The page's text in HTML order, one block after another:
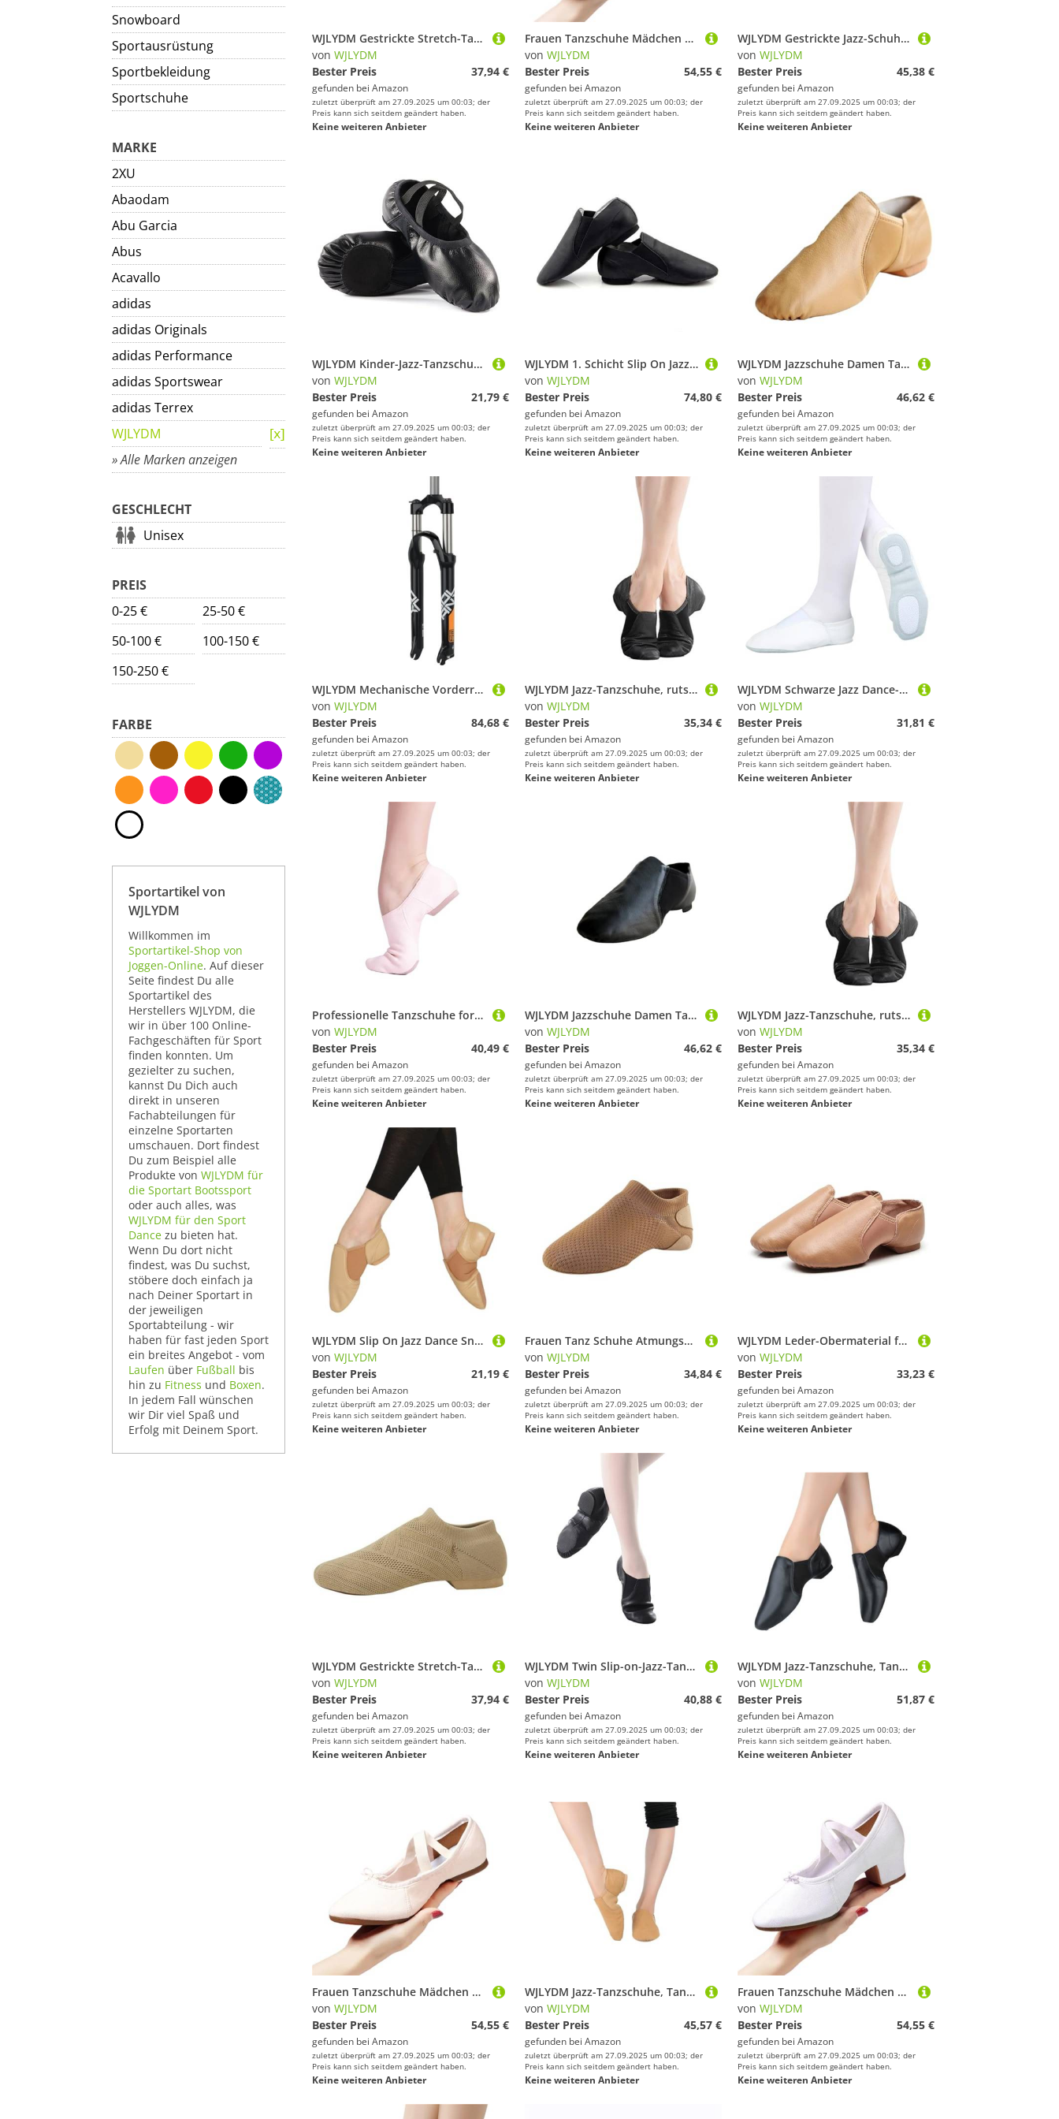
Snowboard
Sportausrüstung
Sportbekleidung
Sportschuhe
MARKE
2XU
Abaodam
Abu Garcia
Abus
Acavallo
adidas
adidas Originals
adidas Performance
adidas Sportswear
adidas Terrex
WJLYDM
» Alle Marken anzeigen
GESCHLECHT
Unisex
PREIS
0-25 €
25-50 €
50-100 €
100-150 €
150-250 €
FARBE
Sportartikel von
WJLYDM
Willkommen im
Sportartikel-Shop von
Joggen-Online. Auf dieser
Seite findest Du alle
Sportartikel des
Herstellers WJLYDM, die
wir in über 100 Online-
Fachgeschäften für Sport
finden konnten. Um
gezielter zu suchen,
kannst Du Dich auch
direkt in unseren
Fachabteilungen für
einzelne Sportarten
umschauen. Dort findest
Du zum Beispiel alle
Produkte von WJLYDM für
die Sportart Bootssport
oder auch alles, was
WJLYDM für den Sport
Dance zu bieten hat.
Wenn Du dort nicht
findest, was Du suchst,
stöbere doch einfach ja
nach Deiner Sportart in
der jeweiligen
Sportabteilung - wir
haben für fast jeden Sport
ein breites Angebot - vom
Laufen über Fußball bis
hin zu Fitness und Boxen.
In jedem Fall wünschen
wir Dir viel Spaß und
Erfolg mit Deinem Sport.
WJLYDM Gestrickte Stretch-Tanz-Sneaker for Erwachsene, for Hineinschlüpfen, Sportstiefel, atmungsaktiv, Lyrical Modern Booties, Damen-Jazz-Schuhe(Brown,43)
von WJLYDM
Bester Preis
37,94 €
gefunden bei Amazon
zuletzt überprüft am 27.09.2025 um 00:03; der
Preis kann sich seitdem geändert haben.
Keine weiteren Anbieter
Frauen Tanzschuhe Mädchen Ballett Jazz Salsa Schuhe Weiche Sohle Low Heels Kinder Tanzen Hausschuhe Rosa Schwarz Rot Latin Turnschuhe(5ndoor White 2.5cm,40)
von WJLYDM
Bester Preis
54,55 €
gefunden bei Amazon
zuletzt überprüft am 27.09.2025 um 00:03; der
Preis kann sich seitdem geändert haben.
Keine weiteren Anbieter
WJLYDM Gestrickte Jazz-Schuhe, Stretch, Tan, Schwarz, Erwachsene, Tanz-Sneaker, leichte Slip-on-Sportstiefel, atmungsaktive, lyrische, Moderne Booties(Tan,38)
von WJLYDM
Bester Preis
45,38 €
gefunden bei Amazon
zuletzt überprüft am 27.09.2025 um 00:03; der
Preis kann sich seitdem geändert haben.
Keine weiteren Anbieter
WJLYDM Kinder-Jazz-Tanzschuhe, Schwarze rutschfeste Sohle, Ballettschuhe for Erwachsene, Geeignet for Mädchen Und Damen, Größen 23–45(43)
von WJLYDM
Bester Preis
21,79 €
gefunden bei Amazon
zuletzt überprüft am 27.09.2025 um 00:03; der
Preis kann sich seitdem geändert haben.
Keine weiteren Anbieter
WJLYDM 1. Schicht Slip On Jazz Dance Schuhe Damen Ballett Jazzy Dancing Excercise Gym(Black,41)
von WJLYDM
Bester Preis
74,80 €
gefunden bei Amazon
zuletzt überprüft am 27.09.2025 um 00:03; der
Preis kann sich seitdem geändert haben.
Keine weiteren Anbieter
WJLYDM Jazzschuhe Damen Tanzschuhe Herren Jazz Neopren Stretch Stiefel Slip On Dance Sneaker Gymnastik(Tan,37)
von WJLYDM
Bester Preis
46,62 €
gefunden bei Amazon
zuletzt überprüft am 27.09.2025 um 00:03; der
Preis kann sich seitdem geändert haben.
Keine weiteren Anbieter
WJLYDM Mechanische Vorderradgabel 26/27,5/29 Zoll Gerade Federung 9x100mm Schnellspanner Mountainbike Scheibenbremse Fahrrad(29-Black Orange)
von WJLYDM
Bester Preis
84,68 €
gefunden bei Amazon
zuletzt überprüft am 27.09.2025 um 00:03; der
Preis kann sich seitdem geändert haben.
Keine weiteren Anbieter
WJLYDM Jazz-Tanzschuhe, rutschfeste Sohle, Ballettschuhe, Sneakers, Schwarz, Braun, for Damen Und Mädchen(Black,36)
von WJLYDM
Bester Preis
35,34 €
gefunden bei Amazon
zuletzt überprüft am 27.09.2025 um 00:03; der
Preis kann sich seitdem geändert haben.
Keine weiteren Anbieter
WJLYDM Schwarze Jazz Dance-Schuhe mit weichen Sohlen for Damen und Herren(White,38)
von WJLYDM
Bester Preis
31,81 €
gefunden bei Amazon
zuletzt überprüft am 27.09.2025 um 00:03; der
Preis kann sich seitdem geändert haben.
Keine weiteren Anbieter
Professionelle Tanzschuhe for Frauen, Canvas, Jazz-Sneaker, weiche Ballett-Slip-On-Tanz-Sneaker(Pink,35)
von WJLYDM
Bester Preis
40,49 €
gefunden bei Amazon
zuletzt überprüft am 27.09.2025 um 00:03; der
Preis kann sich seitdem geändert haben.
Keine weiteren Anbieter
WJLYDM Jazzschuhe Damen Tanzschuhe Herren Jazz Neopren Stretch Stiefel Slip On Dance Sneaker Gymnastik(Black,43)
von WJLYDM
Bester Preis
46,62 €
gefunden bei Amazon
zuletzt überprüft am 27.09.2025 um 00:03; der
Preis kann sich seitdem geändert haben.
Keine weiteren Anbieter
WJLYDM Jazz-Tanzschuhe, rutschfeste Sohle, Ballettschuhe, Sneakers, Schwarz, Braun, for Damen Und Mädchen(Black,35)
von WJLYDM
Bester Preis
35,34 €
gefunden bei Amazon
zuletzt überprüft am 27.09.2025 um 00:03; der
Preis kann sich seitdem geändert haben.
Keine weiteren Anbieter
WJLYDM Slip On Jazz Dance Sneakers Tanzschuhe for Damen Schwarz Tan Schuhe for Und Kinder(Tan Adult Size,FR41-25.2cm)
von WJLYDM
Bester Preis
21,19 €
gefunden bei Amazon
zuletzt überprüft am 27.09.2025 um 00:03; der
Preis kann sich seitdem geändert haben.
Keine weiteren Anbieter
Frauen Tanz Schuhe Atmungsaktive Ballett Jazz Dance Weiche Sohle Professionelle Turnschuhe Ballsaal Praxis Flache(Brown,38)
von WJLYDM
Bester Preis
34,84 €
gefunden bei Amazon
zuletzt überprüft am 27.09.2025 um 00:03; der
Preis kann sich seitdem geändert haben.
Keine weiteren Anbieter
WJLYDM Leder-Obermaterial for Jazz-Schuhe for Hineinschlüpfen for Damen Und Herren, Schwarze Jazz-Tanzschuhe(Yellow,43)
von WJLYDM
Bester Preis
33,23 €
gefunden bei Amazon
zuletzt überprüft am 27.09.2025 um 00:03; der
Preis kann sich seitdem geändert haben.
Keine weiteren Anbieter
WJLYDM Gestrickte Stretch-Tanz-Sneaker for Erwachsene, for Hineinschlüpfen, Sportstiefel, atmungsaktiv, Lyrical Modern Booties, Damen-Jazz-Schuhe(Brown,39)
von WJLYDM
Bester Preis
37,94 €
gefunden bei Amazon
zuletzt überprüft am 27.09.2025 um 00:03; der
Preis kann sich seitdem geändert haben.
Keine weiteren Anbieter
WJLYDM Twin Slip-on-Jazz-Tanzschuhe mit geteilter Sohle, schwarz, Hellbraun, for Jungen und Damen, modernes Ballett, zeitgenössisch(Black,42)
von WJLYDM
Bester Preis
40,88 €
gefunden bei Amazon
zuletzt überprüft am 27.09.2025 um 00:03; der
Preis kann sich seitdem geändert haben.
Keine weiteren Anbieter
WJLYDM Jazz-Tanzschuhe, Tan-Schwarz, Twin-Slip-on-Jazz-Schuhe, Übergroße Tanz-Sneaker for Mädchen Und Frauen(Leather Black,FR38-24cm)
von WJLYDM
Bester Preis
51,87 €
gefunden bei Amazon
zuletzt überprüft am 27.09.2025 um 00:03; der
Preis kann sich seitdem geändert haben.
Keine weiteren Anbieter
Frauen Tanzschuhe Mädchen Ballett Jazz Salsa Schuhe Weiche Sohle Low Heels Kinder Tanzen Hausschuhe Rosa Schwarz Rot Latin Turnschuhe(4outdoor pink 1cm,40)
von WJLYDM
Bester Preis
54,55 €
gefunden bei Amazon
zuletzt überprüft am 27.09.2025 um 00:03; der
Preis kann sich seitdem geändert haben.
Keine weiteren Anbieter
WJLYDM Jazz-Tanzschuhe, Tan-Schwarz, Twin-Slip-on-Jazz-Schuhe, Übergroße Tanz-Sneaker for Mädchen Und Frauen(Canvas Tan,FR43-26.5cm)
von WJLYDM
Bester Preis
45,57 €
gefunden bei Amazon
zuletzt überprüft am 27.09.2025 um 00:03; der
Preis kann sich seitdem geändert haben.
Keine weiteren Anbieter
Frauen Tanzschuhe Mädchen Ballett Jazz Salsa Schuhe Weiche Sohle Low Heels Kinder Tanzen Hausschuhe Rosa Schwarz Rot Latin Turnschuhe(6Outdoor White 3.5cm,37)
von WJLYDM
Bester Preis
54,55 €
gefunden bei Amazon
zuletzt überprüft am 27.09.2025 um 00:03; der
Preis kann sich seitdem geändert haben.
Keine weiteren Anbieter